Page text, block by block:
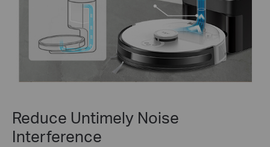
Reduce Untimely Noise
Interference